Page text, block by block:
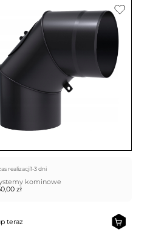
realizacji1-3 dni
kominowe
zł
teraz